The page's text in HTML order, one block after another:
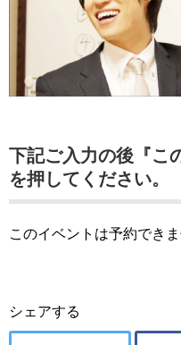
下記ご入力の後『こ
を押してください。
このイベントは予約できま
シェアする